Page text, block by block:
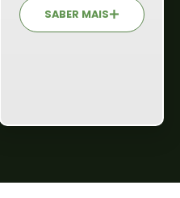
SABER MAIS